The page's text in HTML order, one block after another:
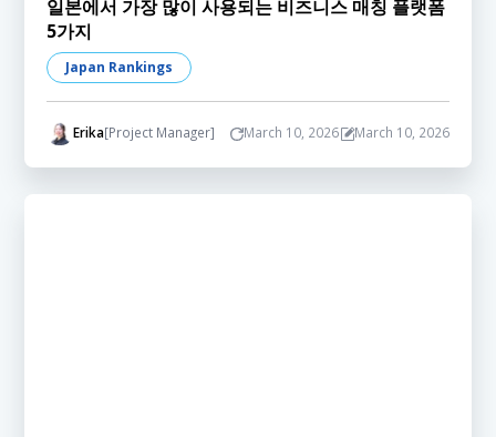
일본에서 가장 많이 사용되는 비즈니스 매칭 플랫폼
5가지
Japan Rankings
Erika[Project Manager] March 10, 2026 March 10, 2026